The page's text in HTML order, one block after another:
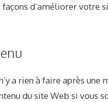
d’améliorer votre
a rien à faire après
du site Web si vous